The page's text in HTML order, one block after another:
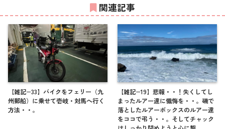
関連記事
【雑記−33】バイクをフェリー（九
州郵船）に乗せて壱岐・対馬へ行く
方法・・。
【雑記−19】悲報・・！失くしてし
まったルアー達に懺悔を・・。磯で
落としたルアーボックスのルアー達
をココで弔う・・。そしてチャック